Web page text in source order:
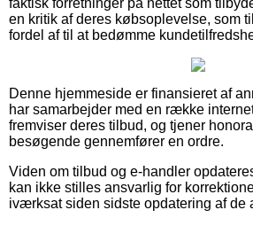
en kritik af deres købsoplevelse, som
fordel af til at bedømme
Denne hjemmeside er finansieret af
har samarbejder med en række
fremviser deres tilbud, og tjener
besøgende gennemfører en ordre.
Viden om tilbud og e-handler
kan ikke stilles ansvarlig for
iværksat siden sidste opdatering af de